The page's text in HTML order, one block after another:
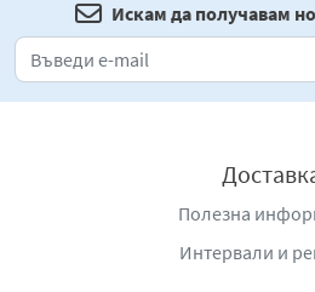
Искам да получавам
Полезна
Интервали и